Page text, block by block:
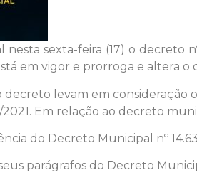
nesta sexta-feira (17) o decreto
em vigor e prorroga e altera o
decreto levam em
Em relação ao decreto
do Decreto Municipal nº
parágrafos do Decreto